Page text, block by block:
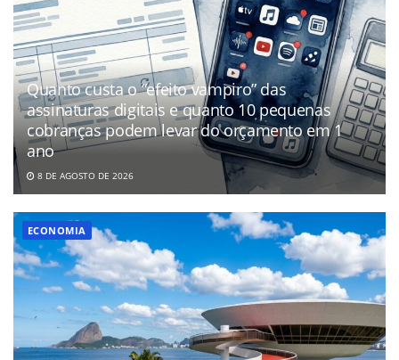
Quanto custa o “efeito vampiro” das
assinaturas digitais e quanto 10 pequenas
cobranças podem levar do orçamento em 1
ano
8 DE AGOSTO DE 2026
ECONOMIA